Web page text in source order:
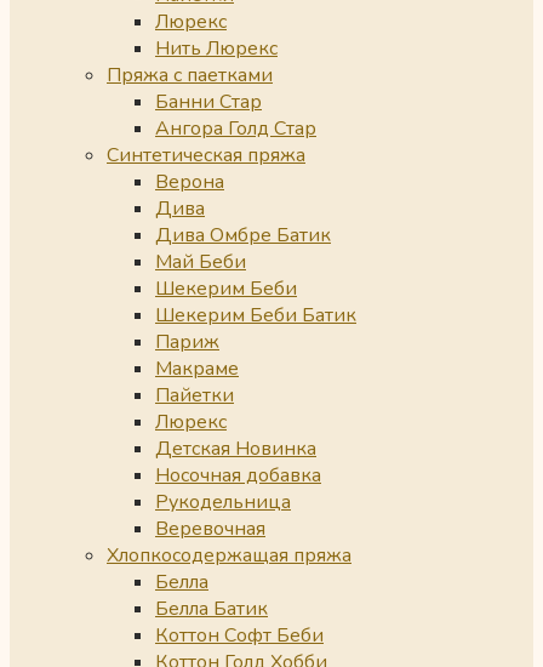
Люрекс
Нить Люрекс
Пряжа с паетками
Банни Стар
Ангора Голд Стар
Синтетическая пряжа
Верона
Дива
Дива Омбре Батик
Май Беби
Шекерим Беби
Шекерим Беби Батик
Париж
Макраме
Пайетки
Люрекс
Детская Новинка
Носочная добавка
Рукодельница
Веревочная
Хлопкосодержащая пряжа
Белла
Белла Батик
Коттон Софт Беби